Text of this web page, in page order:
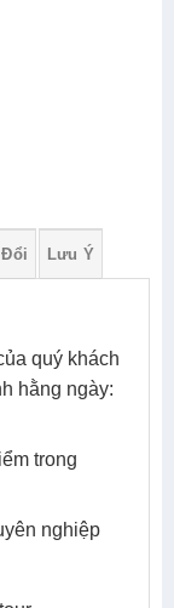
Đổi Lưu Ý
quý khách
hằng ngày:
trong
nghiệp